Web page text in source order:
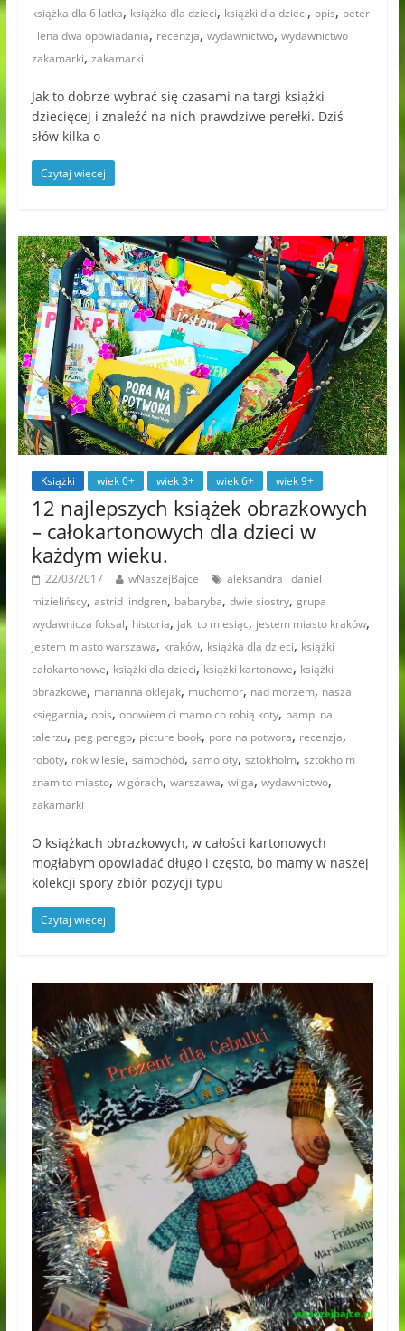
książka dla 6 latka, książka dla dzieci, książki dla dzieci, opis, peter
i lena dwa opowiadania, recenzja, wydawnictwo, wydawnictwo
zakamarki, zakamarki
Jak to dobrze wybrać się czasami na targi książki
dziecięcej i znaleźć na nich prawdziwe perełki. Dziś
słów kilka o
Czytaj więcej
Książki wiek 0+ wiek 3+ wiek 6+ wiek 9+
12 najlepszych książek obrazkowych
– całokartonowych dla dzieci w
każdym wieku.
22/03/2017 wNaszejBajce
aleksandra i daniel
mizielińscy, astrid lindgren, babaryba, dwie siostry, grupa
wydawnicza foksal, historia, jaki to miesiąc, jestem miasto kraków,
jestem miasto warszawa, kraków, książka dla dzieci, książki
całokartonowe, książki dla dzieci, książki kartonowe, książki
obrazkowe, marianna oklejak, muchomor, nad morzem, nasza
księgarnia, opis, opowiem ci mamo co robią koty, pampi na
talerzu, peg perego, picture book, pora na potwora, recenzja,
roboty, rok w lesie, samochód, samoloty, sztokholm, sztokholm
znam to miasto, w górach, warszawa, wilga, wydawnictwo,
zakamarki
O książkach obrazkowych, w całości kartonowych
mogłabym opowiadać długo i często, bo mamy w naszej
kolekcji spory zbiór pozycji typu
Czytaj więcej